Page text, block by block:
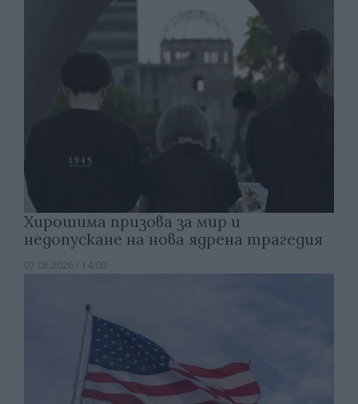
Хирошима призова за мир и
недопускане на нова ядрена трагедия
07.08.2026 / 14:00